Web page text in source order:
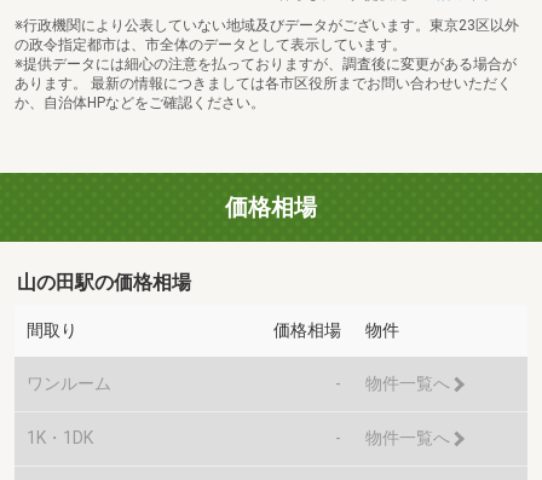
※行政機関により公表していない地域及びデータがございます。東京23区以外
の政令指定都市は、市全体のデータとして表示しています。
※提供データには細心の注意を払っておりますが、調査後に変更がある場合が
あります。 最新の情報につきましては各市区役所までお問い合わせいただく
か、自治体HPなどをご確認ください。
価格相場
山の田駅の価格相場
間取り 価格相場 物件
ワンルーム - 物件一覧へ
1K・1DK - 物件一覧へ